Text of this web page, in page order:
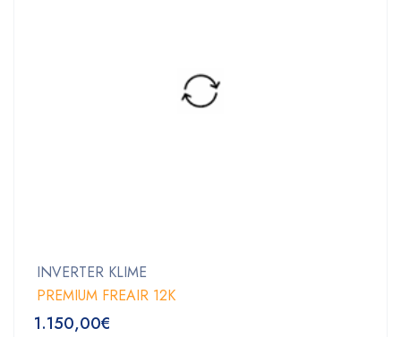
INVERTER KLIME
PREMIUM FREAIR 12K
1.150,00€